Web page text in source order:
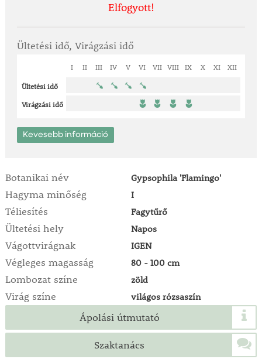
Elfogyott!
Ültetési idő, Virágzási idő
I II III IV V VI VII VIII IX X XI XII
Ültetési idő
Virágzási idő
Kevesebb információ
Botanikai név Gypsophila 'Flamingo'
Hagyma minőség I
Téliesítés Fagytűrő
Ültetési hely Napos
Vágottvirágnak IGEN
Végleges magasság 80 - 100 cm
Lombozat színe zöld
Virág színe világos rózsaszín
Ápolási útmutató
Szaktanács